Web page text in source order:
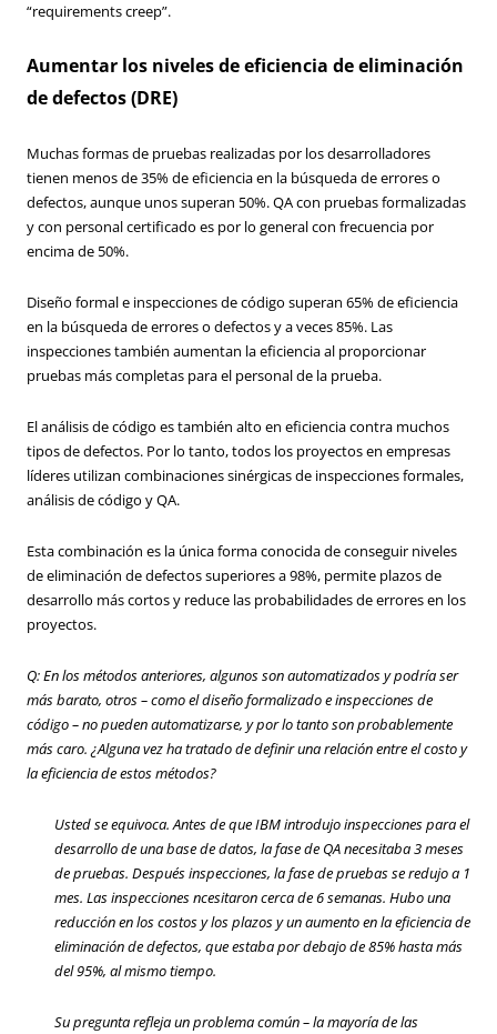
“requirements creep”.
Aumentar los niveles de eficiencia de eliminación
de defectos (DRE)
Muchas formas de pruebas realizadas por los desarrolladores
tienen menos de 35% de eficiencia en la búsqueda de errores o
defectos, aunque unos superan 50%. QA con pruebas formalizadas
y con personal certificado es por lo general con frecuencia por
encima de 50%.
Diseño formal e inspecciones de código superan 65% de eficiencia
en la búsqueda de errores o defectos y a veces 85%. Las
inspecciones también aumentan la eficiencia al proporcionar
pruebas más completas para el personal de la prueba.
El análisis de código es también alto en eficiencia contra muchos
tipos de defectos. Por lo tanto, todos los proyectos en empresas
líderes utilizan combinaciones sinérgicas de inspecciones formales,
análisis de código y QA.
Esta combinación es la única forma conocida de conseguir niveles
de eliminación de defectos superiores a 98%, permite plazos de
desarrollo más cortos y reduce las probabilidades de errores en los
proyectos.
Q: En los métodos anteriores, algunos son automatizados y podría ser
más barato, otros – como el diseño formalizado e inspecciones de
código – no pueden automatizarse, y por lo tanto son probablemente
más caro. ¿Alguna vez ha tratado de definir una relación entre el costo y
la eficiencia de estos métodos?
Usted se equivoca. Antes de que IBM introdujo inspecciones para el
desarrollo de una base de datos, la fase de QA necesitaba 3 meses
de pruebas. Después inspecciones, la fase de pruebas se redujo a 1
mes. Las inspecciones ncesitaron cerca de 6 semanas. Hubo una
reducción en los costos y los plazos y un aumento en la eficiencia de
eliminación de defectos, que estaba por debajo de 85% hasta más
del 95%, al mismo tiempo.
Su pregunta refleja un problema común–la mayoría de las